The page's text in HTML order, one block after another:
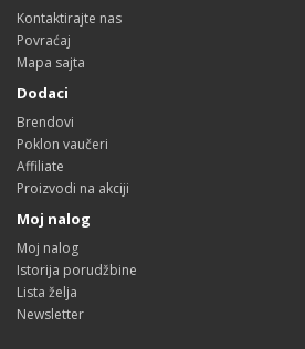
Kontaktirajte nas
Povraćaj
Mapa sajta
Dodaci
Brendovi
Poklon vaučeri
Affiliate
Proizvodi na akciji
Moj nalog
Moj nalog
Istorija porudžbine
Lista želja
Newsletter